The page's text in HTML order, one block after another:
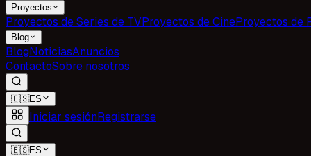
Proyectos
Proyectos de Series de TVProyectos de CineProyectos de
Blog
BlogNoticiasAnuncios
ContactoSobre nosotros
🇪🇸ES
Iniciar sesiónRegistrarse
🇪🇸ES